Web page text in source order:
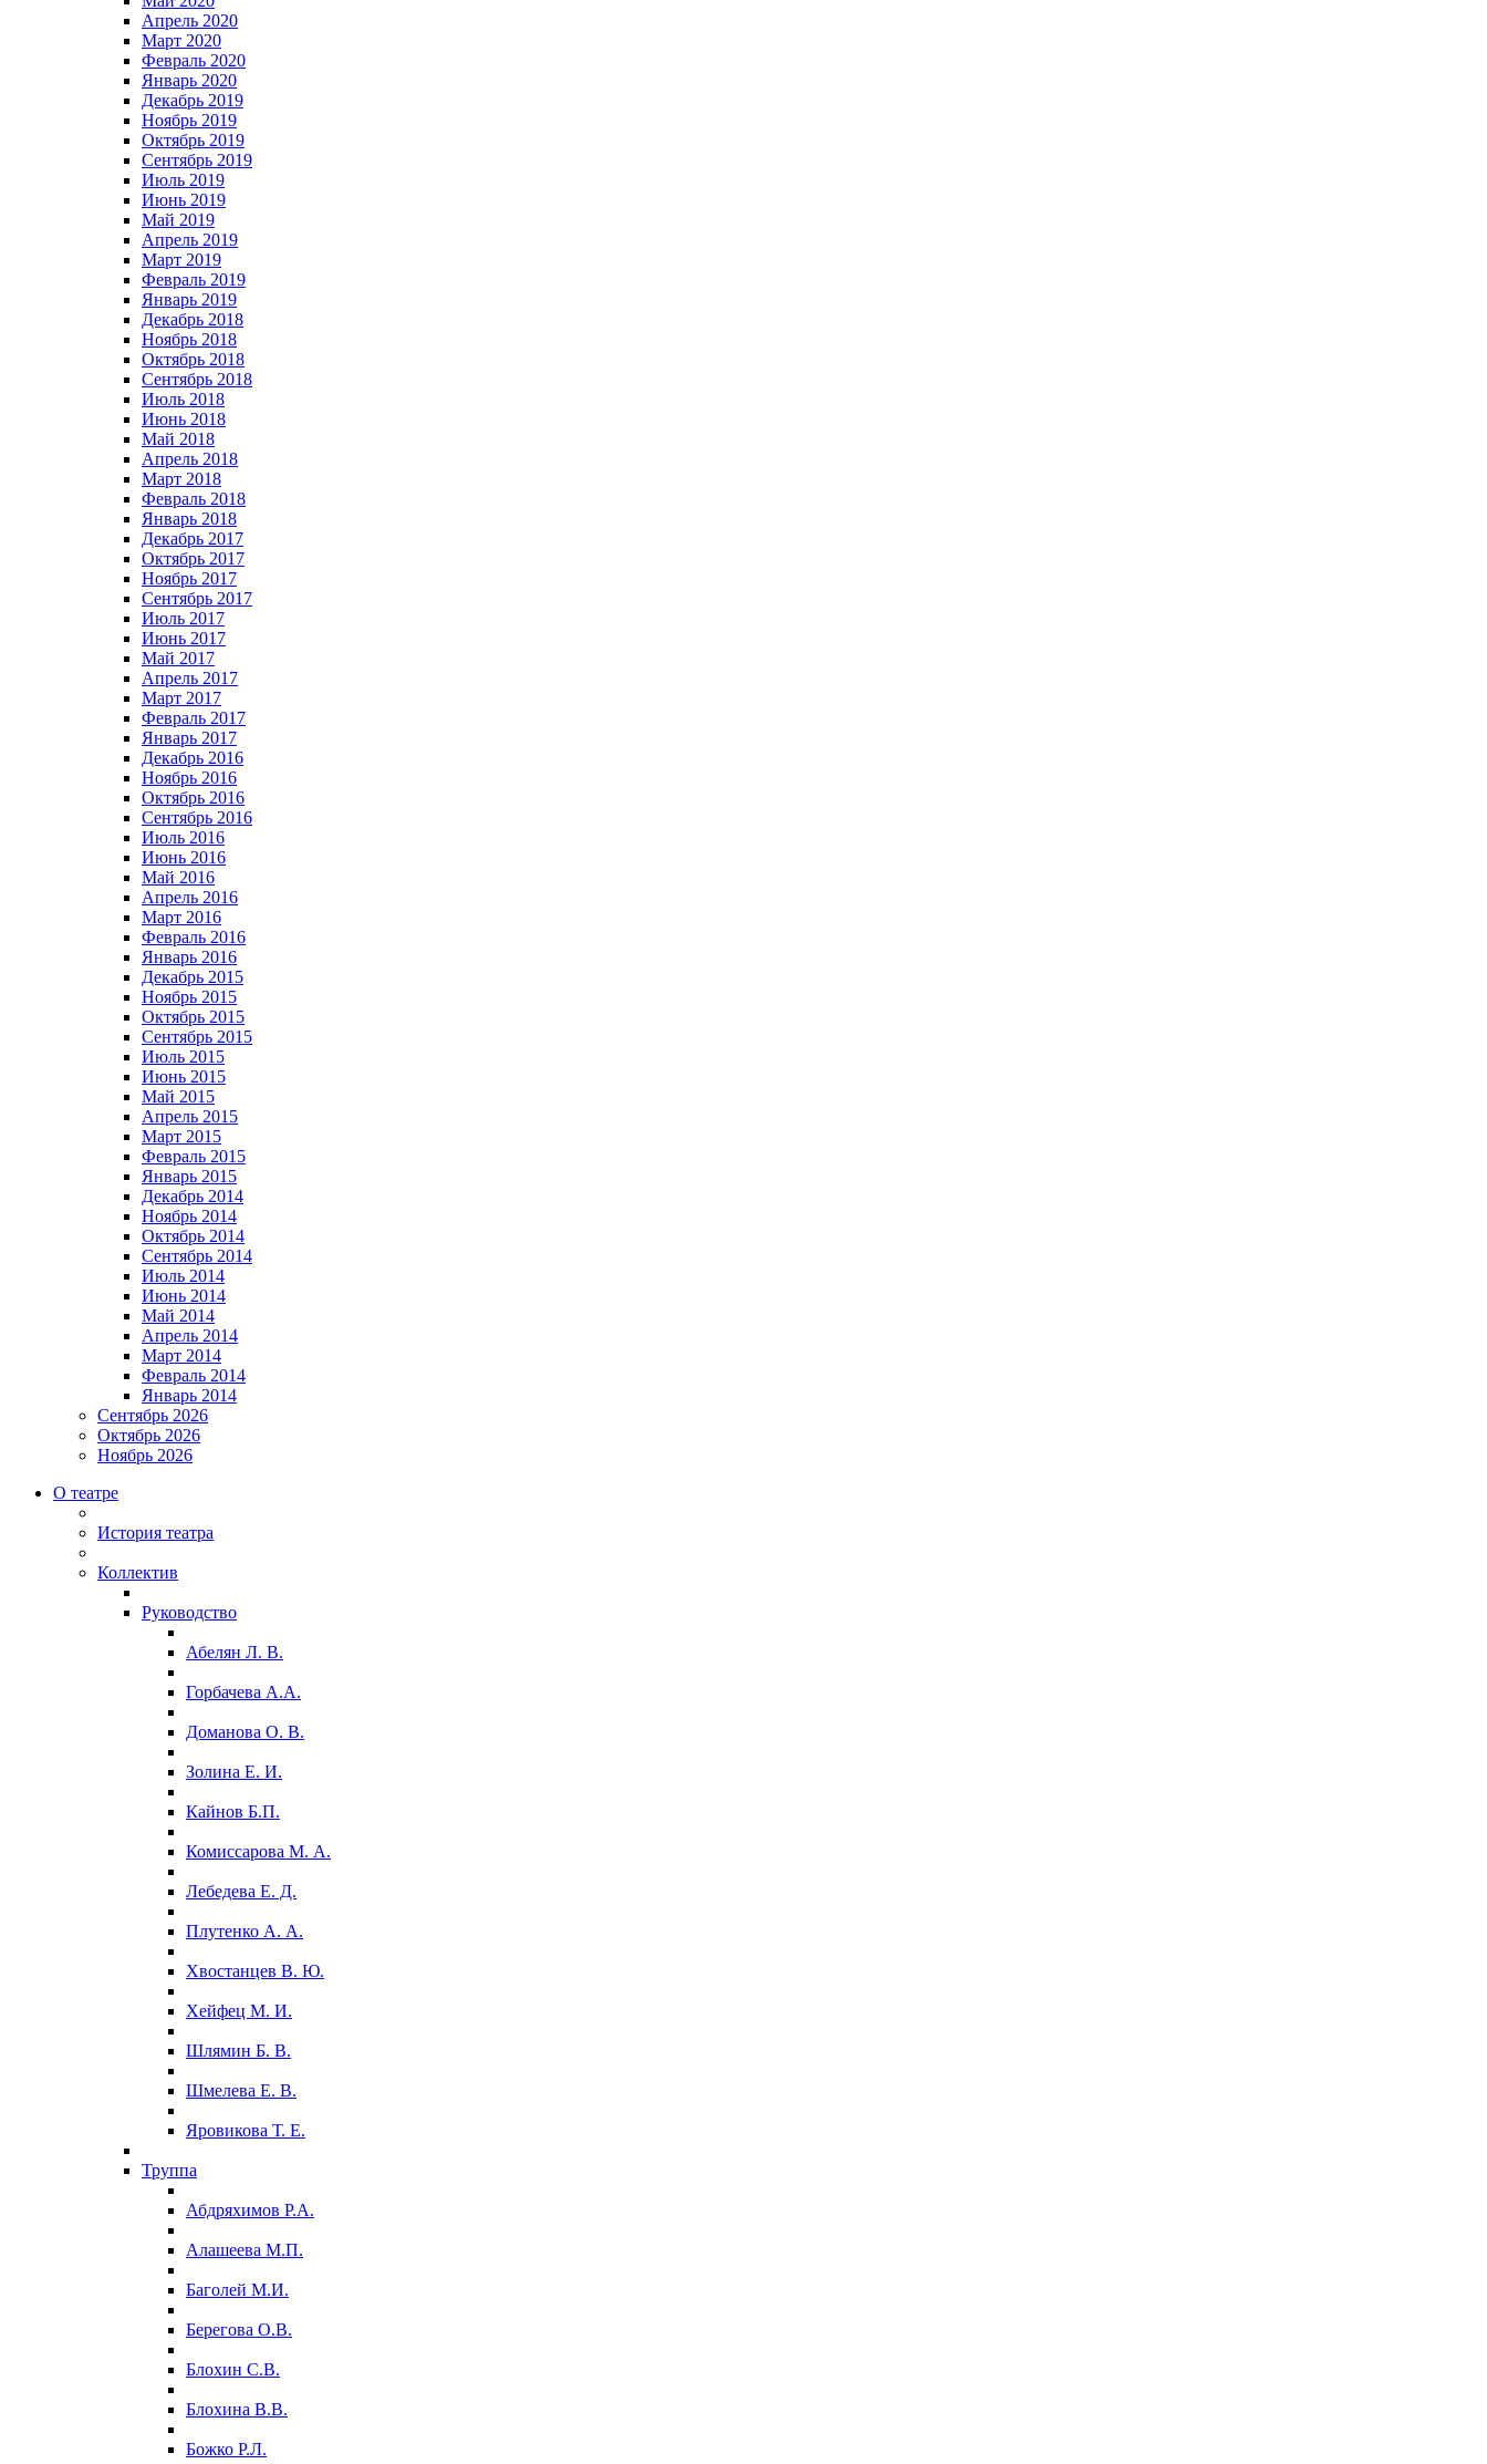
Апрель 2020
Март 2020
Февраль 2020
Январь 2020
Декабрь 2019
Ноябрь 2019
Октябрь 2019
Сентябрь 2019
Июль 2019
Июнь 2019
Май 2019
Апрель 2019
Март 2019
Февраль 2019
Январь 2019
Декабрь 2018
Ноябрь 2018
Октябрь 2018
Сентябрь 2018
Июль 2018
Июнь 2018
Май 2018
Апрель 2018
Март 2018
Февраль 2018
Январь 2018
Декабрь 2017
Октябрь 2017
Ноябрь 2017
Сентябрь 2017
Июль 2017
Июнь 2017
Май 2017
Апрель 2017
Март 2017
Февраль 2017
Январь 2017
Декабрь 2016
Ноябрь 2016
Октябрь 2016
Сентябрь 2016
Июль 2016
Июнь 2016
Май 2016
Апрель 2016
Март 2016
Февраль 2016
Январь 2016
Декабрь 2015
Ноябрь 2015
Октябрь 2015
Сентябрь 2015
Июль 2015
Июнь 2015
Май 2015
Апрель 2015
Март 2015
Февраль 2015
Январь 2015
Декабрь 2014
Ноябрь 2014
Октябрь 2014
Сентябрь 2014
Июль 2014
Июнь 2014
Май 2014
Апрель 2014
Март 2014
Февраль 2014
Январь 2014
Сентябрь 2026
Октябрь 2026
Ноябрь 2026
О театре
История театра
Коллектив
Руководство
Абелян Л. В.
Горбачева А.А.
Доманова О. В.
Золина Е. И.
Кайнов Б.П.
Комиссарова М. А.
Лебедева Е. Д.
Плутенко А. А.
Хвостанцев В. Ю.
Хейфец М. И.
Шлямин Б. В.
Шмелева Е. В.
Яровикова Т. Е.
Труппа
Абдряхимов Р.А.
Алашеева М.П.
Баголей М.И.
Берегова О.В.
Блохин С.В.
Блохина В.В.
Божко Р.Л.